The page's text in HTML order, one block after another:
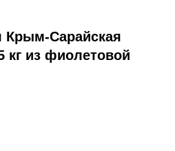
Крым-Сарайская
кг из фиолетовой